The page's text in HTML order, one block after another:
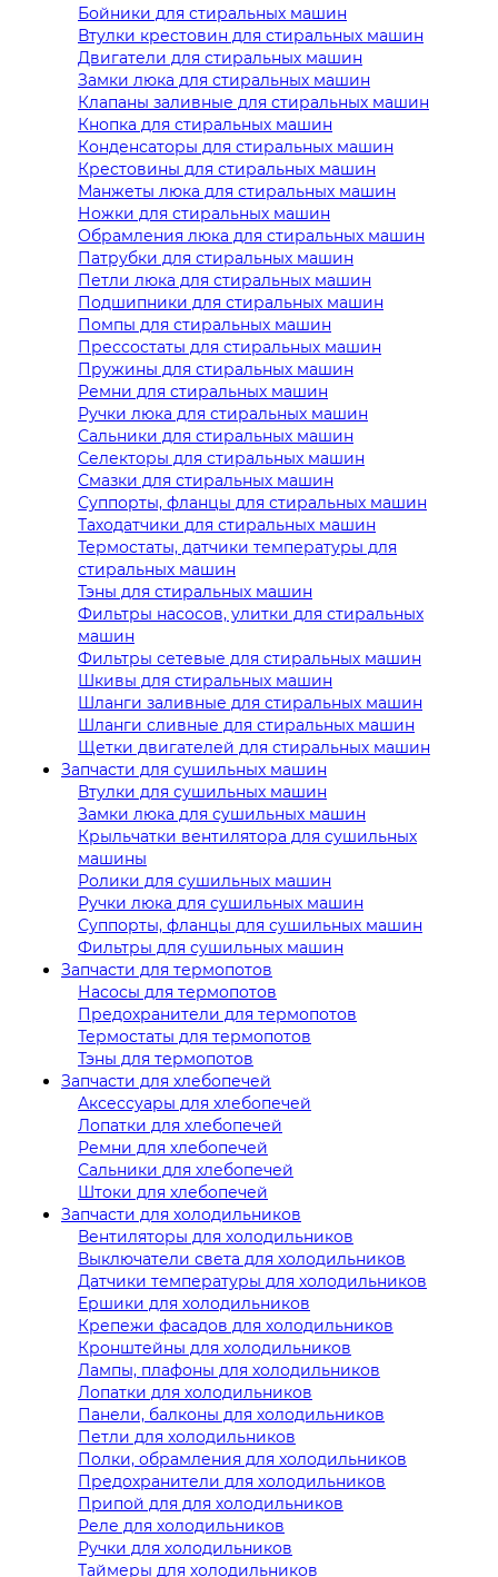
Бойники для стиральных машин
Втулки крестовин для стиральных машин
Двигатели для стиральных машин
Замки люка для стиральных машин
Клапаны заливные для стиральных машин
Кнопка для стиральных машин
Конденсаторы для стиральных машин
Крестовины для стиральных машин
Манжеты люка для стиральных машин
Ножки для стиральных машин
Обрамления люка для стиральных машин
Патрубки для стиральных машин
Петли люка для стиральных машин
Подшипники для стиральных машин
Помпы для стиральных машин
Прессостаты для стиральных машин
Пружины для стиральных машин
Ремни для стиральных машин
Ручки люка для стиральных машин
Сальники для стиральных машин
Селекторы для стиральных машин
Смазки для стиральных машин
Суппорты, фланцы для стиральных машин
Таходатчики для стиральных машин
Термостаты, датчики температуры для
стиральных машин
Тэны для стиральных машин
Фильтры насосов, улитки для стиральных
машин
Фильтры сетевые для стиральных машин
Шкивы для стиральных машин
Шланги заливные для стиральных машин
Шланги сливные для стиральных машин
Щетки двигателей для стиральных машин
Запчасти для сушильных машин
Втулки для сушильных машин
Замки люка для сушильных машин
Крыльчатки вентилятора для сушильных
машины
Ролики для сушильных машин
Ручки люка для сушильных машин
Суппорты, фланцы для сушильных машин
Фильтры для сушильных машин
Запчасти для термопотов
Насосы для термопотов
Предохранители для термопотов
Термостаты для термопотов
Тэны для термопотов
Запчасти для хлебопечей
Аксессуары для хлебопечей
Лопатки для хлебопечей
Ремни для хлебопечей
Сальники для хлебопечей
Штоки для хлебопечей
Запчасти для холодильников
Вентиляторы для холодильников
Выключатели света для холодильников
Датчики температуры для холодильников
Ершики для холодильников
Крепежи фасадов для холодильников
Кронштейны для холодильников
Лампы, плафоны для холодильников
Лопатки для холодильников
Панели, балконы для холодильников
Петли для холодильников
Полки, обрамления для холодильников
Предохранители для холодильников
Припой для для холодильников
Реле для холодильников
Ручки для холодильников
Таймеры для холодильников